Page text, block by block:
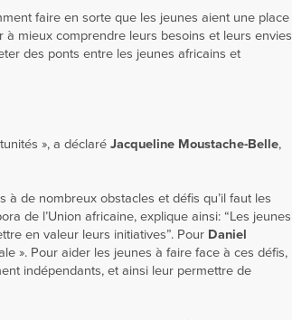
faire en sorte que les jeunes aient une place
mieux comprendre leurs besoins et leurs envies
des ponts entre les jeunes africains et
», a déclaré Jacqueline Moustache-Belle,
à de nombreux obstacles et défis qu’il faut les
de l’Union africaine, explique ainsi: “Les jeunes
en valeur leurs initiatives”. Pour Daniel
». Pour aider les jeunes à faire face à ces défis,
indépendants, et ainsi leur permettre de